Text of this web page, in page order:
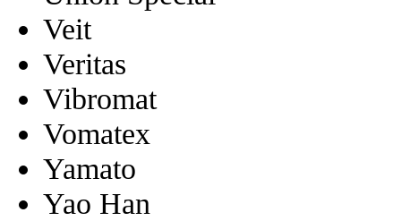
Veit
Veritas
Vibromat
Vomatex
Yamato
Yao Han